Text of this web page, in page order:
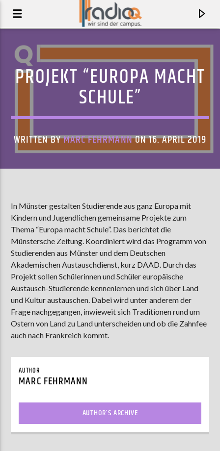
LIVE IT DOWN
TYLER BALLGAME
AKTUELLE SENDUNG
MOEBIUS
00:00 18:00
ZU HÖREN INMünster90,9 MHzSteinfurt103,9 MHz
PROJEKT “EUROPA MACHT
SCHULE”
WRITTEN BYMARC FEHRMANNON 16. APRIL 2019
In Münster gestalten Studierende aus ganz Europa mit
Kindern und Jugendlichen gemeinsame Projekte zum
Thema “Europa macht Schule”. Das berichtet die
Münstersche Zeitung. Koordiniert wird das Programm von
Studierenden aus Münster und dem Deutschen
Akademischen Austauschdienst, kurz DAAD. Durch das
Projekt sollen Schülerinnen und Schüler europäische
Austausch-Studierende kennenlernen und sich über Land
und Kultur austauschen. Dabei wird unter anderem der
Frage nachgegangen, inwieweit sich Traditionen rund um
Ostern von Land zu Land unterscheiden und ob die Zahnfee
auch nach Frankreich kommt.
AUTHOR
MARC FEHRMANN
AUTHOR'S ARCHIVE